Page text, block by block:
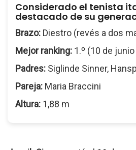
Considerado el tenista
destacado de su
Brazo: Diestro (revés a dos
Mejor ranking: 1.º (10 de
Padres: Siglinde Sinner,
Pareja: Maria Braccini
Altura: 1,88 m